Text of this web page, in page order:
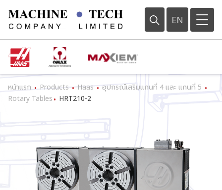
EN
หน้าแรก • Products • Haas • อุปกรณ์เสริมแกนที่ 4 และ แกนที่ 5 •
Rotary Tables • HRT210-2